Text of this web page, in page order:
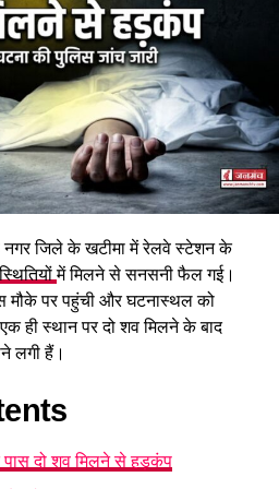
की तलाश कर रही है।
मीडिया पर
सामने आया है, जो सोशल मीडिया पर
जा रहा है कि घटनास्थल के पास मौजूद
वीडियो बना रहा था। इसी दौरान उसके
लगाने और तेज बहाव में बहने का
सामने आने के बाद एक बार फिर गंगा
उठने लगे हैं।
स्नान से लगातार हो
श्रद्धालुओं और कांवड़ियों से लगातार
जिले के खटीमा में रेलवे स्टेशन के
में मिलने से सनसनी फैल गई।
मौके पर पहुंची और घटनास्थल को
ही स्थान पर दो शव मिलने के बाद
लगी हैं।
दो शव मिलने से हड़कंप